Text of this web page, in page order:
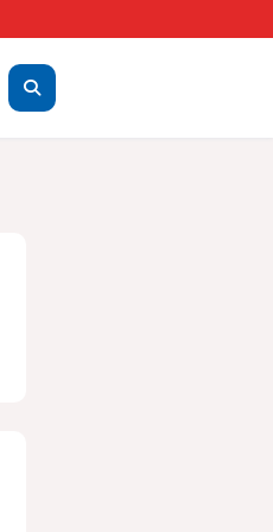
Display the search form